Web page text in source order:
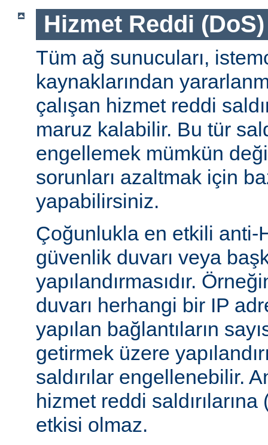
Hizmet Reddi (DoS)
Tüm ağ sunucuları,
kaynaklarından
çalışan hizmet reddi
maruz kalabilir. Bu tür
engellemek mümkün
sorunları azaltmak için
yapabilirsiniz.
Çoğunlukla en etkili anti-
güvenlik duvarı veya
yapılandırmasıdır.
duvarı herhangi bir IP
yapılan bağlantıların
getirmek üzere
saldırılar engellenebilir.
hizmet reddi
etkisi olmaz.